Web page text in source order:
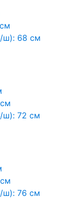
ш): 68 см
ш): 72 см
ш): 76 см